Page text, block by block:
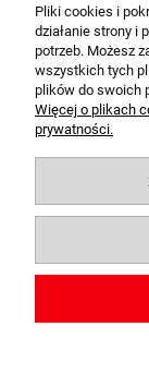
AutoMotoHit.pl -
tylko
motocykli i
Pliki cookies i
działanie strony i
potrzeb. Możesz
wszystkich tych
plików do swoich
Więcej o plikach
prywatności.